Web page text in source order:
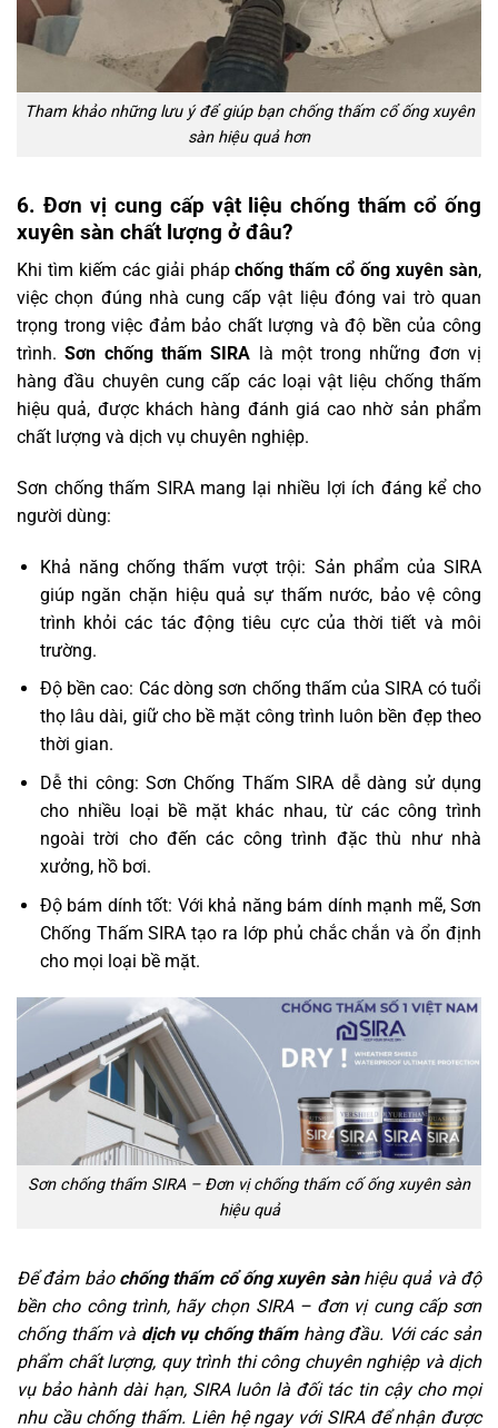
Tham khảo những lưu ý để giúp bạn chống thấm cổ ống xuyên
sàn hiệu quả hơn
6. Đơn vị cung cấp vật liệu chống thấm cổ ống
xuyên sàn chất lượng ở đâu?
Khi tìm kiếm các giải phápchống thấm cổ ống xuyên sàn,
việc chọn đúng nhà cung cấp vật liệu đóng vai trò quan
trọng trong việc đảm bảo chất lượng và độ bền của công
trình.Sơn chống thấm SIRA là một trong những đơn vị
hàng đầu chuyên cung cấp các loại vật liệu chống thấm
hiệu quả, được khách hàng đánh giá cao nhờ sản phẩm
chất lượng và dịch vụ chuyên nghiệp.
Sơn chống thấm SIRA mang lại nhiều lợi ích đáng kể cho
người dùng:
Khả năng chống thấm vượt trội: Sản phẩm của SIRA
giúp ngăn chặn hiệu quả sự thấm nước, bảo vệ công
trình khỏi các tác động tiêu cực của thời tiết và môi
trường.
Độ bền cao: Các dòng sơn chống thấm của SIRA có tuổi
thọ lâu dài, giữ cho bề mặt công trình luôn bền đẹp theo
thời gian.
Dễ thi công: Sơn Chống Thấm SIRA dễ dàng sử dụng
cho nhiều loại bề mặt khác nhau, từ các công trình
ngoài trời cho đến các công trình đặc thù như nhà
xưởng, hồ bơi.
Độ bám dính tốt: Với khả năng bám dính mạnh mẽ, Sơn
Chống Thấm SIRA tạo ra lớp phủ chắc chắn và ổn định
cho mọi loại bề mặt.
Sơn chống thấm SIRA – Đơn vị chống thấm cố ống xuyên sàn
hiệu quả
Để đảm bảo chống thấm cổ ống xuyên sànhiệu quả và độ
bền cho công trình, hãy chọn SIRA – đơn vị cung cấp sơn
chống thấm và dịch vụ chống thấmhàng đầu. Với các sản
phẩm chất lượng, quy trình thi công chuyên nghiệp và dịch
vụ bảo hành dài hạn, SIRA luôn là đối tác tin cậy cho mọi
nhu cầu chống thấm. Liên hệ ngay với SIRA để nhận được